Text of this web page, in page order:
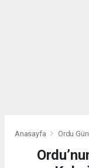
Anasayfa Ordu